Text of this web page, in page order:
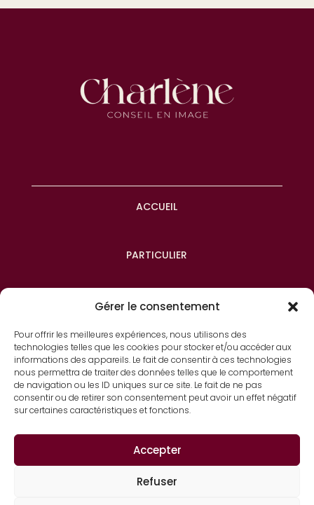
Gérer le consentement
Pour offrir les meilleures expériences, nous utilisons des
technologies telles que les cookies pour stocker et/ou accéder aux
informations des appareils. Le fait de consentir à ces technologies
nous permettra de traiter des données telles que le comportement
de navigation ou les ID uniques sur ce site. Le fait de ne pas
consentir ou de retirer son consentement peut avoir un effet négatif
sur certaines caractéristiques et fonctions.
Accepter
Refuser
ACCUEIL
PARTICULIER
ENTREPRISE
À PROPOS
CONTACT